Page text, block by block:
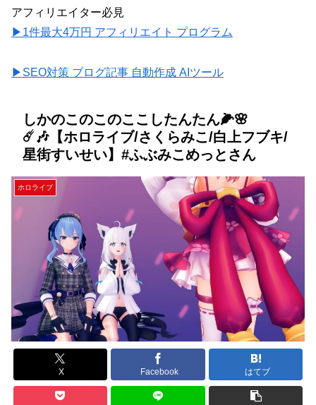
アフィリエイター必見
▶1件最大4万円 アフィリエイト プログラム
▶SEO対策 ブログ記事 自動作成 AIツール
しかのこのこのここしたんたん🌽🌸
☄️🎶【ホロライブ/さくらみこ/白上フブキ/
星街すいせい】#ふぶみこめっとさん
ホロライブ
X Facebook はてブ